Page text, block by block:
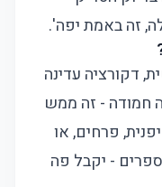
זה באמת יפה'.
דקורציה עדינה
חמודה - זה ממש
פרחים, או
- יקבל פה